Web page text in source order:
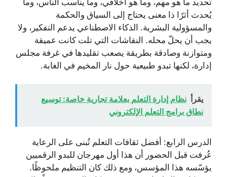
يُحدث أثرًا ذا معنى يحتاج إلى السياق والحكمة
والمسؤولية البشرية. الذكاء الاصطناعي يدعم التفكير، ولا
يجب أن يحلّ محله. النقاشات التي تلت كانت عميقة
ومتوازنة وصادقة بطريقة يصعب تقليدها في غرفة مجلس
إدارة، لكنها تبدو طبيعية حول نار المخيم في الغابة.
يقرأ نظام إدارة التعلم بعلامة تجارية خاصة: توسيع
نطاق برامج التعلم الإلكتروني
الدرس الرابع: أفضل ثقافات التعلم تُبنى على الرعاية
عُرفت قبل الحضور أن هذا أول مهرجان للبدو الرقميين
يؤسّسه هذا المؤسس، ومع ذلك كان التنظيم ملحوظًا.